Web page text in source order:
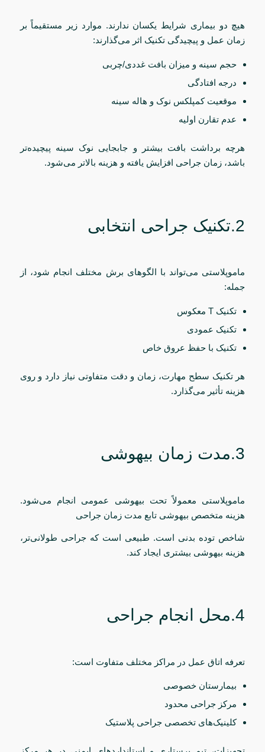
هیچ دو بیماری شرایط یکسان ندارند. موارد زیر مستقیماً بر
زمان عمل و پیچیدگی تکنیک اثر می‌گذارند:
حجم سینه و میزان بافت غددی/چربی
درجه افتادگی
موقعیت کمپلکس نوک و هاله سینه
عدم تقارن اولیه
هرچه برداشت بافت بیشتر و جابجایی نوک سینه پیچیده‌تر
باشد، زمان جراحی افزایش یافته و هزینه بالاتر می‌شود.
2.تکنیک جراحی انتخابی
ماموپلاستی می‌تواند با الگوهای برش مختلف انجام شود، از
جمله:
تکنیک T معکوس
تکنیک عمودی
تکنیک با حفظ عروق خاص
هر تکنیک سطح مهارت، زمان و دقت متفاوتی نیاز دارد و روی
هزینه تأثیر می‌گذارد.
3.مدت زمان بیهوشی
ماموپلاستی معمولاً تحت بیهوشی عمومی انجام می‌شود.
هزینه متخصص بیهوشی تابع مدت زمان جراحی
شاخص توده بدنی است. طبیعی است که جراحی طولانی‌تر،
هزینه بیهوشی بیشتری ایجاد کند.
4.محل انجام جراحی
تعرفه اتاق عمل در مراکز مختلف متفاوت است:
بیمارستان خصوصی
مرکز جراحی محدود
کلینیک‌های تخصصی جراحی پلاستیک